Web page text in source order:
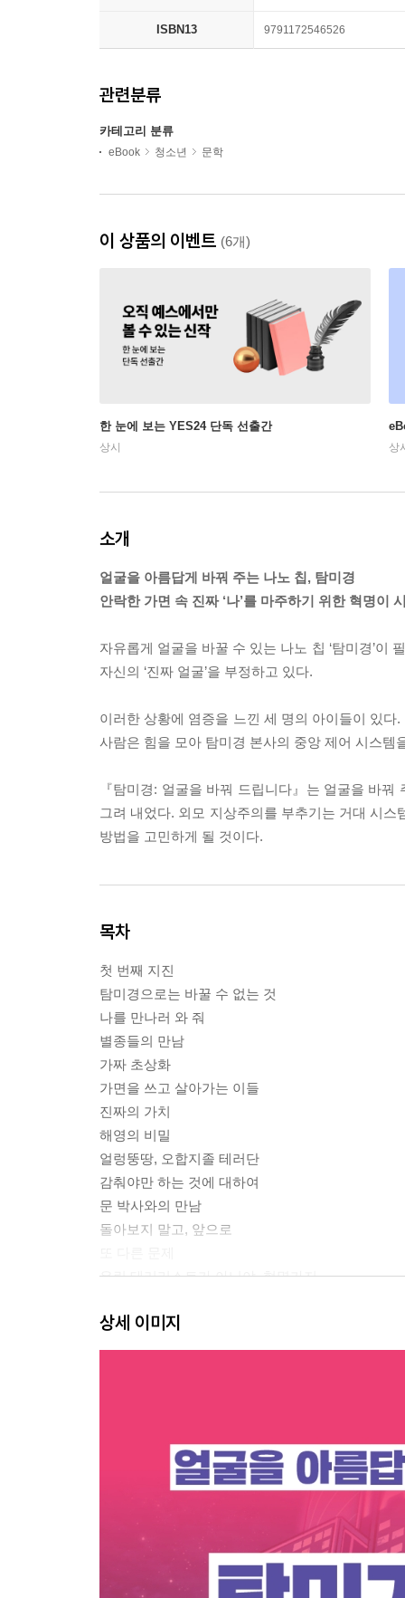
ISBN13 9791172546526
관련분류
카테고리 분류
eBook 청소년 문학
이 상품의 이벤트 (6개)
한 눈에 보는 YES24 단독 선출간
상시 상
소개
얼굴을 아름답게 바꿔 주는 나노 칩, 탐미경
안락한 가면 속 진짜 ‘나’를 마주하기 위한 혁명이
자유롭게 얼굴을 바꿀 수 있는 나노 칩 ‘탐미경’이
자신의 ‘진짜 얼굴’을 부정하고 있다.
이러한 상황에 염증을 느낀 세 명의 아이들이 있
사람은 힘을 모아 탐미경 본사의 중앙 제어 시스
『탐미경: 얼굴을 바꿔 드립니다』는 얼굴을 바
그려 내었다. 외모 지상주의를 부추기는 거대 시스
방법을 고민하게 될 것이다.
목차
첫 번째 지진
탐미경으로는 바꿀 수 없는 것
나를 만나러 와 줘
별종들의 만남
가짜 초상화
가면을 쓰고 살아가는 이들
진짜의 가치
해영의 비밀
얼렁뚱땅, 오합지졸 테러단
감춰야만 하는 것에 대하여
문 박사와의 만남
돌아보지 말고, 앞으로
우린 테러리스트가 아니야, 혁명가지
나는 누구의 그림자도 아니다
작전의 끝에서
상세 이미지